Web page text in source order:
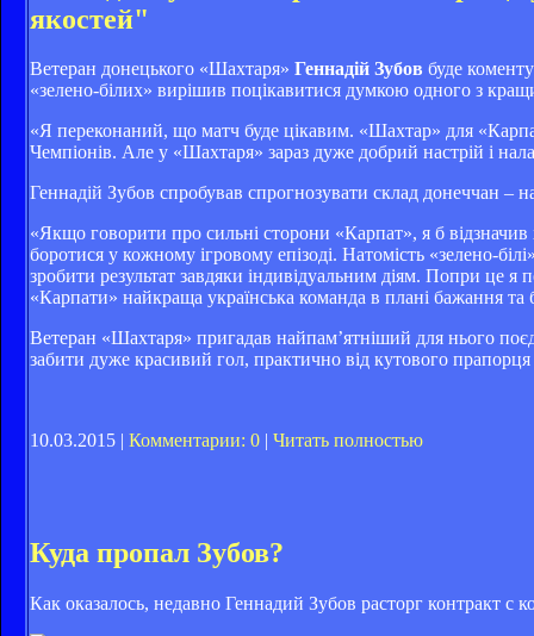
якостей"
Ветеран донецького «Шахтаря» Геннадій Зубов буде
«зелено-білих» вирішив поцікавитися думкою одного з
«Я переконаний, що матч буде цікавим. «Шахтар» для
Чемпіонів. Але у «Шахтаря» зараз дуже добрий настрій і
Геннадій Зубов спробував спрогнозувати склад донеччан –
«Якщо говорити про сильні сторони «Карпат», я б
боротися у кожному ігровому епізоді. Натомість «зелено-
зробити результат завдяки індивідуальним діям. Попри це
«Карпати» найкраща українська команда в плані бажання та
Ветеран «Шахтаря» пригадав найпам’ятніший для нього
забити дуже красивий гол, практично від кутового прапорця
10.03.2015 | Комментарии: 0 Читать полностью
Куда пропал Зубов?
Как оказалось, недавно Геннадий Зубов расторг контракт